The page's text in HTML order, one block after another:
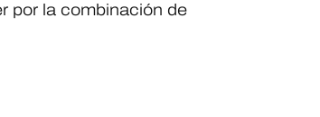
por la combinación de